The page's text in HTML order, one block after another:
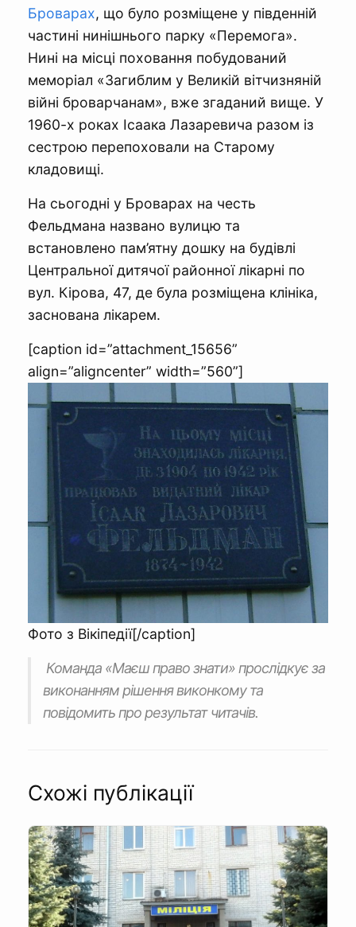
Броварах, що було розміщене у південній
частині нинішнього парку «Перемога».
Нині на місці поховання побудований
меморіал «Загиблим у Великій вітчизняній
війні броварчанам», вже згаданий вище. У
1960-х роках Ісаака Лазаревича разом із
сестрою перепоховали на Старому
кладовищі.
На сьогодні у Броварах на честь
Фельдмана названо вулицю та
встановлено пам’ятну дошку на будівлі
Центральної дитячої районної лікарні по
вул. Кірова, 47, де була розміщена клініка,
заснована лікарем.
[caption id=”attachment_15656”
align=”aligncenter” width=”560”]
Фото з Вікіпедії[/caption]
Команда «Маєш право знати» прослідкує за
виконанням рішення виконкому та
повідомить про результат читачів.
Схожі публікації